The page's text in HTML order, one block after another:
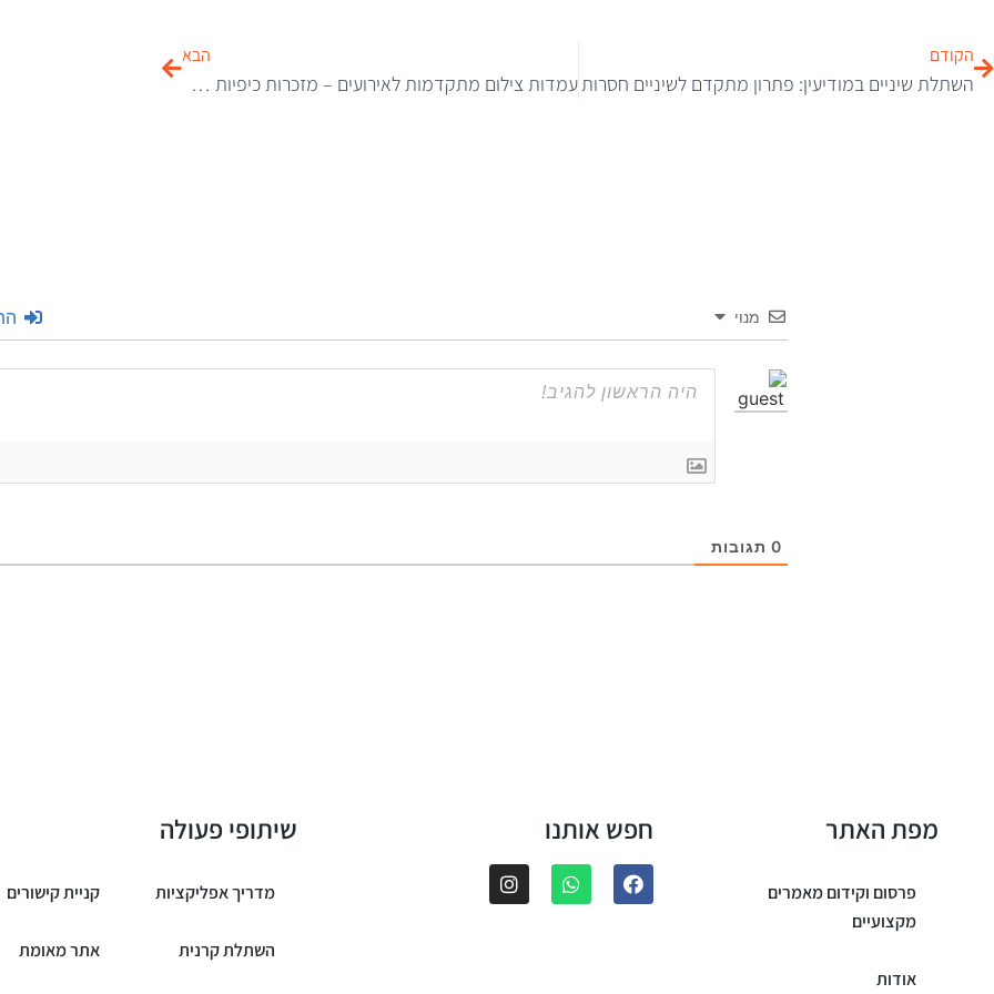
הקודם
השתלת שיניים במודיעין: פתרון מתקדם לשיניים חסרות
הבא
עמדות צילום מתקדמות לאירועים – מזכרות כיפיות לאורחים
מנוי
0 תגובות
מפת האתר
פרסום וקידום מאמרים
מקצועיים
אודות
חפש אותנו שיתופי פעולה
מדריך אפליקציות קניית קישורים
השתלת קרנית אתר מאומת